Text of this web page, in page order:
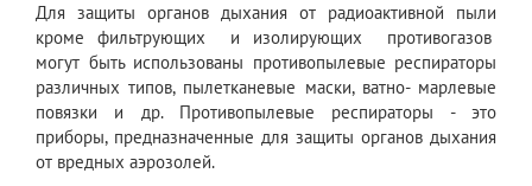
Для защиты органов дыхания от радиоактивной пыли
кроме фильтрующих и изолирующих противогазов
могут быть использованы противопылевые респираторы
различных типов, пылетканевые маски, ватно- марлевые
повязки и др. Противопылевые респираторы - это
приборы, предназначенные для защиты органов дыхания
от вредных аэрозолей.